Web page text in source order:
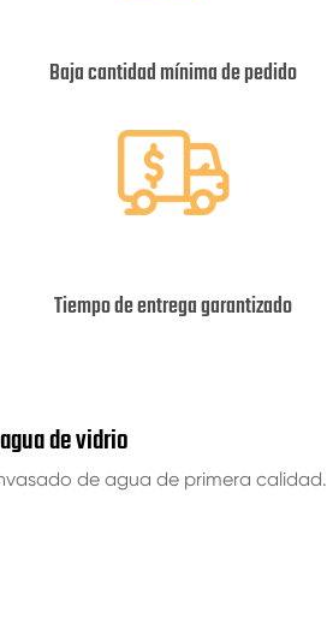
Baja cantidad mínima de pedido
Tiempo de entrega garantizado
de vidrio
de agua de primera calidad.